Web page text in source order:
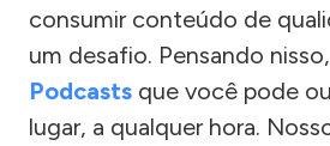
consumir conteúdo de
um desafio. Pensando
Podcasts que você pode
lugar, a qualquer hora.